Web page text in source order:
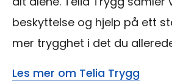
beskyttelse og hjelp på ett
mer trygghet i det du
Les mer om Telia Trygg